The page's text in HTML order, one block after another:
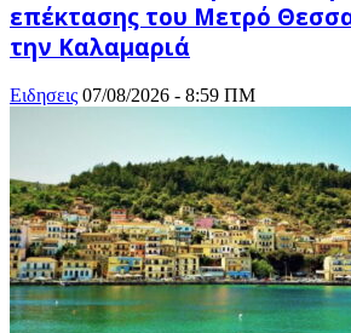
επέκτασης του Μετρό
την Καλαμαριά
Ειδησεις 07/08/2026 - 8:59 ΠΜ